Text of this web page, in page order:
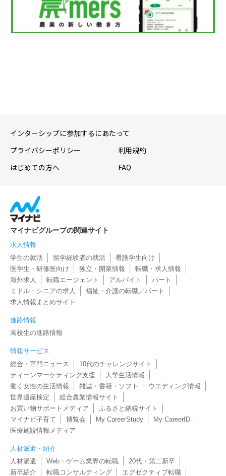
インターシップに参加するにあたって
プライバシーポリシー
利用規約
はじめての方へ
FAQ
マイナビグループの関連サイト
求人情報
学生の就活
留学経験者の就活
看護学生向け
医学生・研修医向け
独立・開業情報
転職・求人情報
海外求人
転職エージェント アルバイト
パート
ミドル・シニアの求人
福祉・介護の転職／パート
求人情報まとめサイト
進路情報
高校生の進路情報
情報サービス
総合・専門ニュース
10代のチャレンジサイト
ティーンマーケティング支援
大学生活情報
働く女性の生活情報
雑誌・書籍・ソフト
ウエディング情報
世界遺産検定
総合農業情報サイト
お買い物サポートメディア
ふるさと納税サイト
マイナビ子育て
博覧会 My CareerStudy
My CareerID
医療施設情報メディア
人材派遣・紹介
人材派遣
Web・ゲーム業界の転職
20代・第二新卒
新卒紹介
転職コンサルティング エグゼクティブ転職